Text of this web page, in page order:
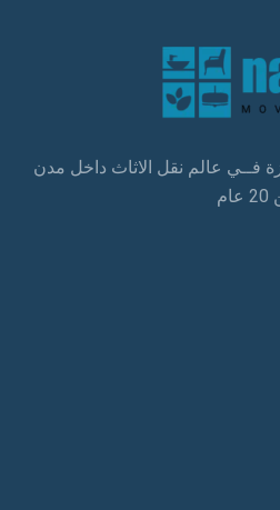
فــي عالم نقل الاثاث داخل مدن